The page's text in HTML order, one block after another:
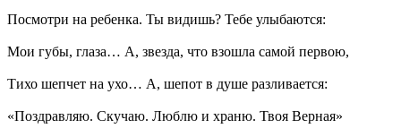
Посмотри на ребенка. Ты видишь? Тебе улыбаются:
Мои губы, глаза… А, звезда, что взошла самой первою,
Тихо шепчет на ухо… А, шепот в душе разливается:
«Поздравляю. Скучаю. Люблю и храню. Твоя Верная»